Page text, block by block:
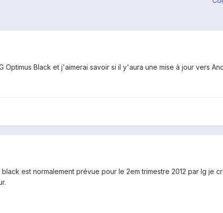
Optimus Black et j'aimerai savoir si il y'aura une mise à jour vers
est normalement prévue pour le 2em trimestre 2012 par lg je